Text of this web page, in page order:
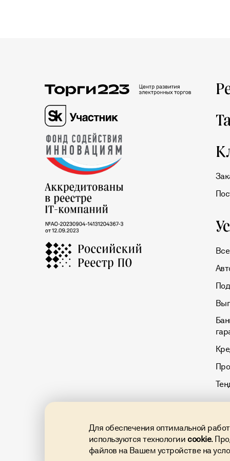
Для обеспечения оптимальной
используются технологии cookie.
файлов на Вашем устройстве на